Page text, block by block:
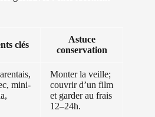
clés
Astuce
conservation
mini-
Monter la veille;
couvrir d’un film
et garder au frais
12–24h.